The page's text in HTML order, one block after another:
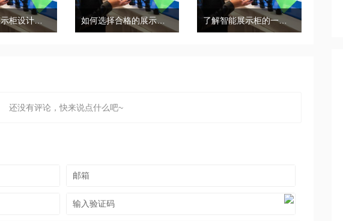
商场珠宝展示柜设计需要考虑三个因素和细节 如何选择合格的展示柜，合格的展柜有哪些特点？ 了解智能展示柜的一般结构
还没有评论，快来说点什么吧~